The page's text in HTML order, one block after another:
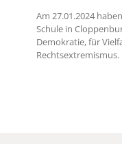
Am 27.01.2024
Schule in
Demokratie, für
Rechtsextremismus.